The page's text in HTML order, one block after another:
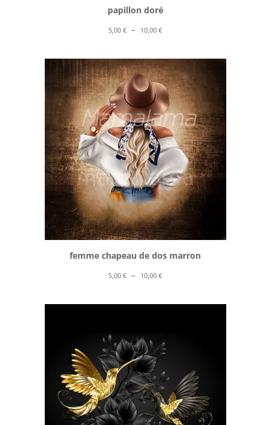
papillon doré
5,00€ – 10,00€Plage
prix :
5,00 €
à
10,00 €
femme chapeau de dos marron
5,00€ – 10,00€Plage
prix :
10,00 €